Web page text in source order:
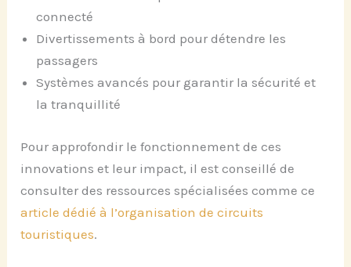
connecté
Divertissements à bord pour détendre les
passagers
Systèmes avancés pour garantir la sécurité et
la tranquillité
Pour approfondir le fonctionnement de ces
innovations et leur impact, il est conseillé de
consulter des ressources spécialisées comme ce
article dédié à l’organisation de circuits
touristiques.